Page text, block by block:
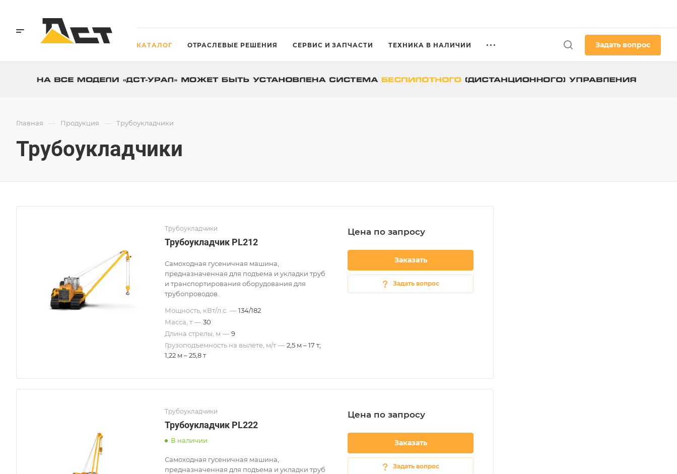
КАТАЛОГ ОТРАСЛЕВЫЕ РЕШЕНИЯ СЕРВИС И ЗАПЧАСТИ ТЕХНИКА В НАЛИЧИИ Задать вопрос
Главная — Продукция — Трубоукладчики
Трубоукладчики
Трубоукладчики
Трубоукладчик PL212
Самоходная гусеничная машина,
предназначенная для подъема и укладки труб
и транспортирования оборудования для
трубопроводов.
Мощность, кВт/л.с. — 134/182
Масса, т — 30
Длина стрелы, м — 9
Грузоподъемность на вылете, м/т — 2,5 м – 17 т;
1,22 м – 25,8 т
Цена по запросу
Заказать
Задать вопрос
Трубоукладчики
Трубоукладчик PL222
В наличии
Самоходная гусеничная машина,
предназначенная для подъема и укладки труб
Цена по запросу
Заказать
Задать вопрос